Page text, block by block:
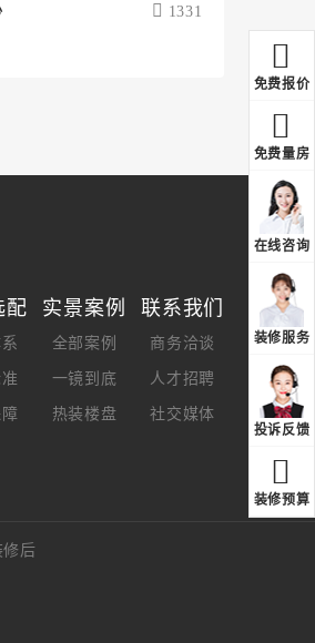
1331
免费报价
免费量房
在线咨询
装修服务
投诉反馈
装修预算
配 实景案例
全部案例
一镜到底
热装楼盘
联系我们
商务洽谈
人才招聘
社交媒体
修后